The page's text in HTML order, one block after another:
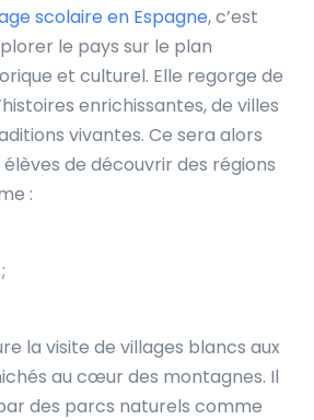
scolaire en Espagne, c’est
le pays sur le plan
et culturel. Elle regorge de
enrichissantes, de villes
vivantes. Ce sera alors
élèves de découvrir des régions
:
la visite de villages blancs aux
au cœur des montagnes. Il
des parcs naturels comme